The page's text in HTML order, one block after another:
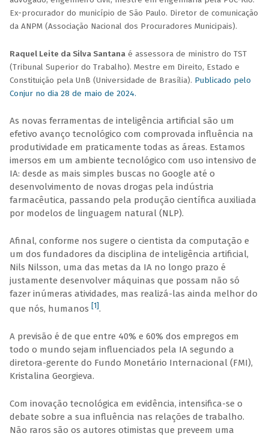
Ex-procurador do município de São Paulo. Diretor de comunicação
da ANPM (Associação Nacional dos Procuradores Municipais).
Raquel Leite da Silva Santana é assessora de ministro do TST
(Tribunal Superior do Trabalho). Mestre em Direito, Estado e
Constituição pela UnB (Universidade de Brasília). Publicado pelo
Conjur no dia 28 de maio de 2024.
As novas ferramentas de inteligência artificial são um
efetivo avanço tecnológico com comprovada influência na
produtividade em praticamente todas as áreas. Estamos
imersos em um ambiente tecnológico com uso intensivo de
IA: desde as mais simples buscas no Google até o
desenvolvimento de novas drogas pela indústria
farmacêutica, passando pela produção científica auxiliada
por modelos de linguagem natural (NLP).
Afinal, conforme nos sugere o cientista da computação e
um dos fundadores da disciplina de inteligência artificial,
Nils Nilsson, uma das metas da IA no longo prazo é
justamente desenvolver máquinas que possam não só
fazer inúmeras atividades, mas realizá-las ainda melhor do
que nós, humanos [1].
A previsão é de que entre 40% e 60% dos empregos em
todo o mundo sejam influenciados pela IA segundo a
diretora-gerente do Fundo Monetário Internacional (FMI),
Kristalina Georgieva.
Com inovação tecnológica em evidência, intensifica-se o
debate sobre a sua influência nas relações de trabalho.
Não raros são os autores otimistas que preveem uma